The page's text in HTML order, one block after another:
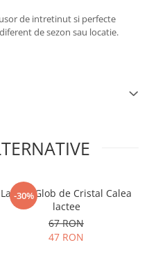
de intretinut si perfecte
de sezon sau locatie.
-30%
Lampa Glob de Cristal Calea
lactee
67 RON
47 RON